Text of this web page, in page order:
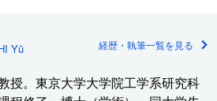
Yū 経歴・執筆一覧を見る
授。東京大学大学院工学系研究科